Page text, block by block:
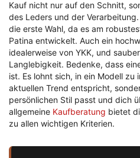
Kauf nicht nur auf den Schnitt,
des Leders und der
die erste Wahl, da es am
Patina entwickelt. Auch ein
idealerweise von YKK, und
Langlebigkeit. Bedenke, dass
ist. Es lohnt sich, in ein Modell
aktuellen Trend entspricht,
persönlichen Stil passt und dich
allgemeine Kaufberatung bietet
zu allen wichtigen Kriterien.